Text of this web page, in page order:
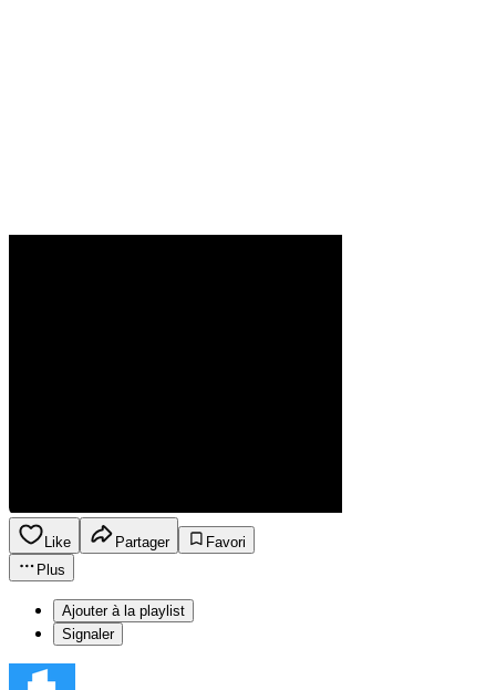
Like Partager
Favori
Plus
Ajouter à la playlist
Signaler